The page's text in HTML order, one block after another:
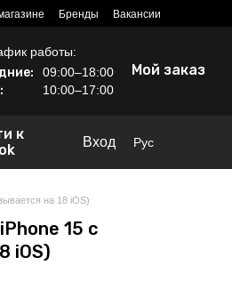
Бренды Вакансии
работы:
09:00–18:00
10:00–17:00
Мой заказ
к
Вход Рус
на 18 iOS)
15 с
iOS)